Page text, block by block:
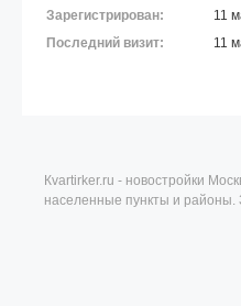
Зарегистрирован:
11
Последний визит:
11
Кvartirker.ru - новостройки
населенные пункты и районы.